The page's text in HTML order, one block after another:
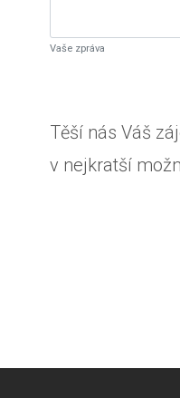
Vaše zpráva
Těší nás Váš
v nejkratší